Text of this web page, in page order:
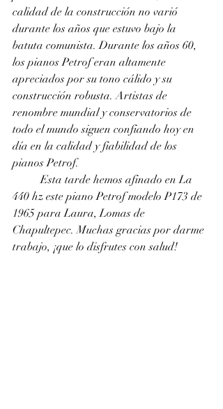
calidad de la construcción no varió
durante los años que estuvo bajo la
batuta comunista. Durante los años 60,
los pianos Petrof eran altamente
apreciados por su tono cálido y su
construcción robusta. Artistas de
renombre mundial y conservatorios de
todo el mundo siguen confiando hoy en
día en la calidad y fiabilidad de los
pianos Petrof.
	Esta tarde hemos afinado en La
440 hz este piano Petrof modelo P173 de
1965 para Laura, Lomas de
Chapultepec. Muchas gracias por darme
trabajo, ¡que lo disfrutes con salud!